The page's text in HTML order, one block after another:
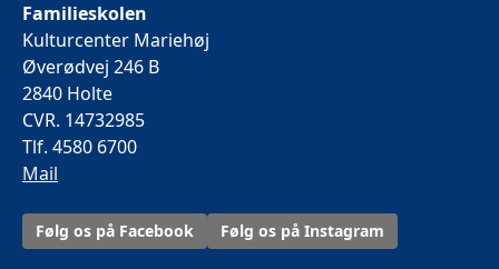
Familieskolen
Kulturcenter Mariehøj
Øverødvej 246 B
2840 Holte
CVR. 14732985
Tlf. 4580 6700
Mail
Følg os på Facebook Følg os på Instagram